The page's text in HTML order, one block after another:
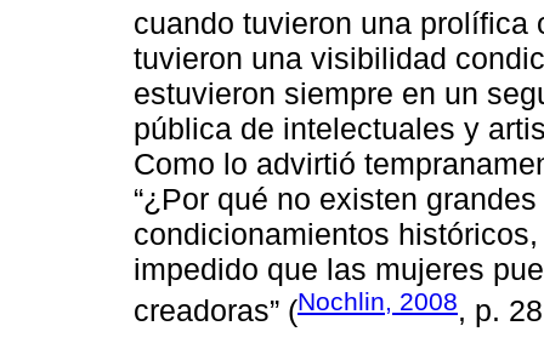
cuando tuvieron una prolífica
tuvieron una visibilidad
estuvieron siempre en un
pública de intelectuales y
Como lo advirtió
“¿Por qué no existen
condicionamientos
impedido que las mujeres
creadoras” (Nochlin, 2008, p.